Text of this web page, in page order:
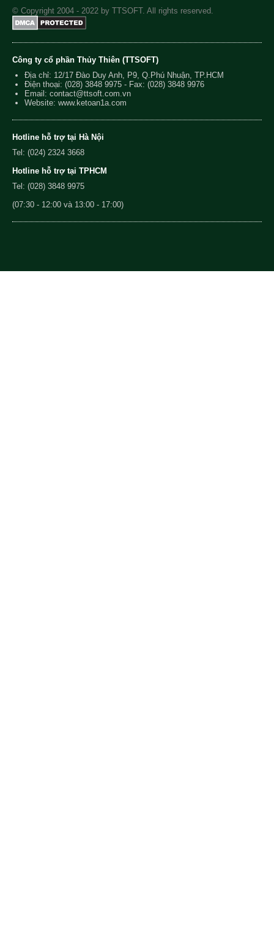
© Copyright 2004 - 2022 by TTSOFT. All rights reserved.
Công ty cổ phần Thủy Thiên (TTSOFT)
Địa chỉ: 12/17 Đào Duy Anh, P9, Q.Phú Nhuận, TP.HCM
Điện thoại: (028) 3848 9975 - Fax: (028) 3848 9976
Email: contact@ttsoft.com.vn
Website: www.ketoan1a.com
Hotline hỗ trợ tại Hà Nội
Tel: (024) 2324 3668
Hotline hỗ trợ tại TPHCM
Tel: (028) 3848 9975
(07:30 - 12:00 và 13:00 - 17:00)